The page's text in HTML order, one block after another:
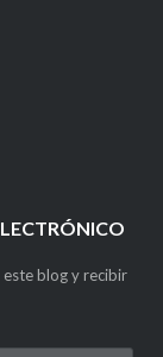
blog y recibir